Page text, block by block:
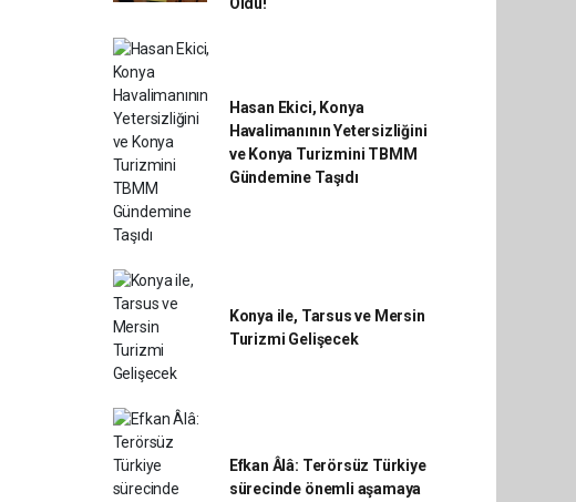
Hasan Ekici, Konya
Havalimanının Yetersizliğini
ve Konya Turizmini TBMM
Gündemine Taşıdı
Konya ile, Tarsus ve Mersin
Turizmi Gelişecek
Efkan Âlâ: Terörsüz Türkiye
sürecinde önemli aşamaya